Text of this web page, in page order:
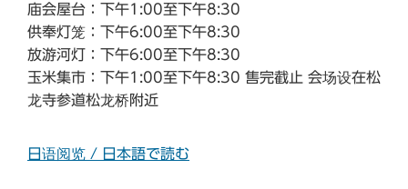
庙会屋台：下午1:00至下午8:30
供奉灯笼：下午6:00至下午8:30
放游河灯：下午6:00至下午8:30
玉米集市：下午1:00至下午8:30 售完截止 会场设在松
龙寺参道松龙桥附近
日语阅览 / 日本語で読む